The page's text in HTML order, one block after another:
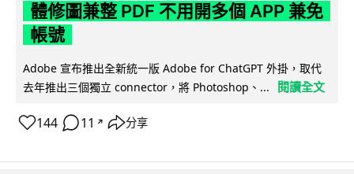
體修圖兼整 PDF 不用開多個 APP 兼免
帳號
Adobe 宣布推出全新統一版 Adobe for ChatGPT 外掛，取代
去年推出三個獨立 connector，將 Photoshop、...
閱讀全文
144 11 ↗ 分享